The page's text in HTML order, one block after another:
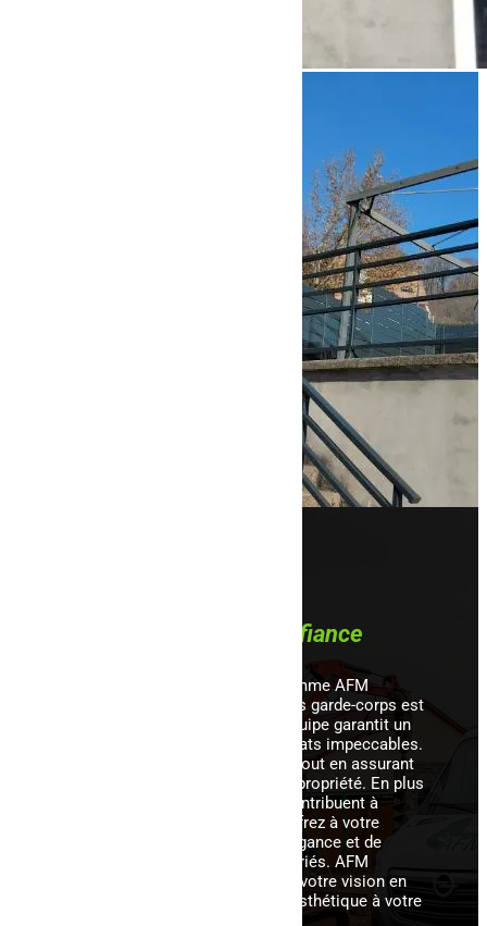
confiance
Faire appel à des spécialistes comme AFM
Clospeed pour l’installation de vos garde-corps est
une décision judicieuse. Notre équipe garantit un
travail professionnel et des résultats impeccables.
Nous installons vos garde-corps tout en assurant
une protection optimale de votre propriété. En plus
de la sécurité, nos garde-corps contribuent à
l’esthétique de votre propriété. Offrez à votre
espace extérieur une touche d’élégance et de
modernité grâce à des designs variés. AFM
Clospeed s’engage à transformer votre vision en
réalité, ajoutant ainsi une valeur esthétique à votre